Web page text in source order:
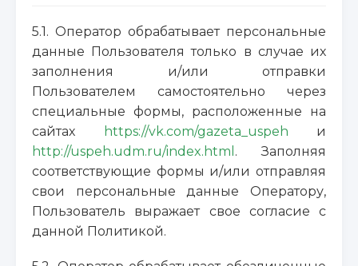
5.1. Оператор обрабатывает персональные
данные Пользователя только в случае их
заполнения и/или отправки
Пользователем самостоятельно через
специальные формы, расположенные на
сайтах
https://vk.com/gazeta_uspeh и
http://uspeh.udm.ru/index.html . Заполняя
соответствующие формы и/или отправляя
свои персональные данные Оператору,
Пользователь выражает свое согласие с
данной Политикой.